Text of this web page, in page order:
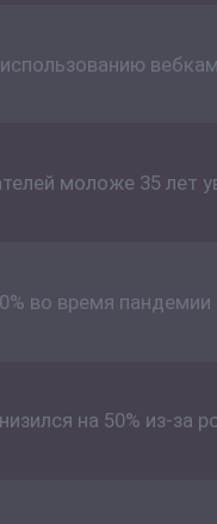
моложе 35 лет
во время пандемии
на 50% из-за